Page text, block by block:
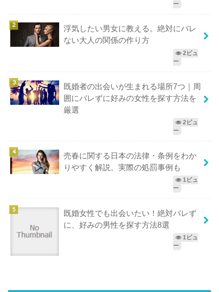
ー
浮気したい男女に教える。絶対にバレ
ない大人の関係の作り方
2ビュ
ー
既婚者の出会いが生まれる場所7つ｜周
囲にバレずに好みの女性を探す方法を
厳選
2ビュ
ー
売春に関する日本の法律・条例をわか
りやすく解説。実際の処罰事例も
1ビュ
ー
既婚女性でも出会いたい！絶対バレず
に、好みの男性を探す方法8選
1ビュ
ー